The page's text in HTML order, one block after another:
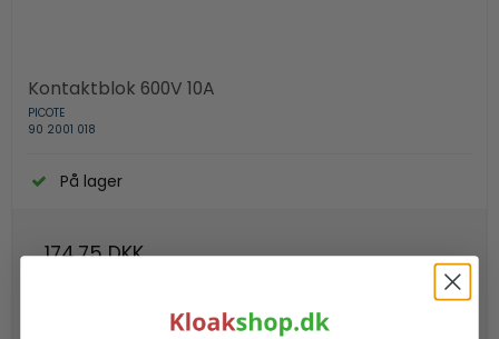
Kontaktblok 600V 10A
PICOTE
90 2001 018
På lager
174,75 DKK